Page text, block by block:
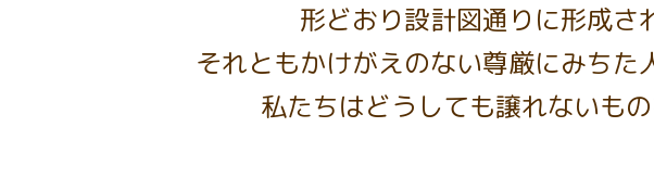
形どおり設計図通りに形成さ
それともかけがえのない尊厳にみちた
私たちはどうしても譲れないも